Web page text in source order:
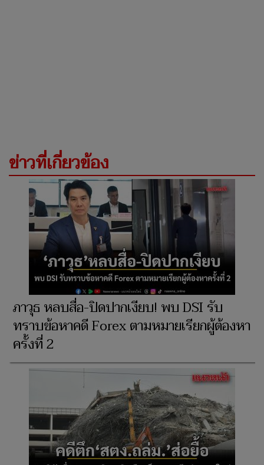
ข่าวที่เกี่ยวข้อง
ภาวุธ หลบสื่อ-ปิดปากเงียบ! พบ DSI รับ
ทราบข้อหาคดี Forex ตามหมายเรียกผู้ต้องหา
ครั้งที่ 2